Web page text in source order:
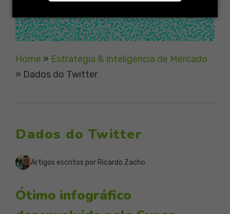
Home » Estratégia & Inteligência de Mercado
» Dados do Twitter
Dados do Twitter
Artigos escritos por Ricardo Zacho
Ótimo infográfico